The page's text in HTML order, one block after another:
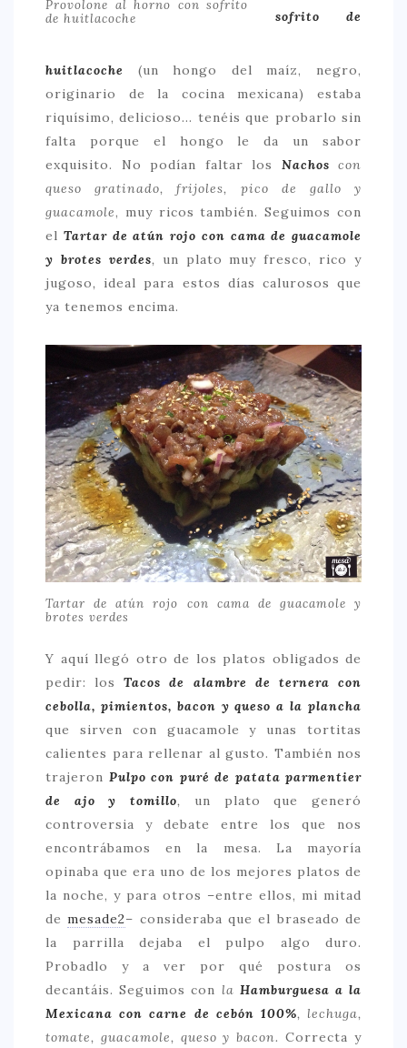
Provolone al horno con sofrito
de huitlacoche
sofrito de
huitlacoche
(un hongo del maíz, negro,
originario de la cocina mexicana) estaba
riquísimo, delicioso… tenéis que probarlo sin
falta porque el hongo le da un sabor
exquisito. No podían faltar los Nachos con
queso gratinado, frijoles, pico de gallo y
guacamole, muy ricos también. Seguimos con
el Tartar de atún rojo con cama de guacamole
y brotes verdes, un plato muy fresco, rico y
jugoso, ideal para estos días calurosos que
ya tenemos encima.
Tartar de atún rojo con cama de guacamole y
brotes verdes
Y aquí llegó otro de los platos obligados de
pedir: losTacos de alambre de ternera con
cebolla, pimientos, bacon y queso a la plancha
que sirven con guacamole y unas tortitas
calientes para rellenar al gusto. También nos
trajeron Pulpo con puré de patata parmentier
de ajo y tomillo, un plato que generó
controversia y debate entre los que nos
encontrábamos en la mesa. La mayoría
opinaba que era uno de los mejores platos de
la noche, y para otros –entre ellos, mi mitad
demesade2– consideraba que el braseado de
la parrilla dejaba el pulpo algo duro.
Probadlo y a ver por qué postura os
decantáis. Seguimos con la Hamburguesa a la
Mexicana con carne de cebón 100%, lechuga,
tomate, guacamole, queso y bacon.Correcta y